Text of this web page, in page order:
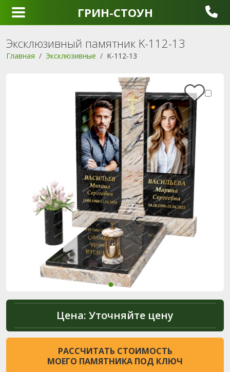
ГРИН-СТОУН
Эксклюзивный памятник K-112-13
Главная Эксклюзивные K-112-13
Цена: Уточняйте цену
РАССЧИТАТЬ СТОИМОСТЬ
МОЕГО ПАМЯТНИКА ПОД КЛЮЧ